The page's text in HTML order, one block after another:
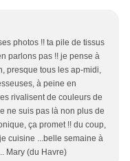
photos !! ta pile de tissus
parlons pas !! je pense à
presque tous les ap-midi,
à peine en
rivalisent de couleurs de
ne suis pas là non plus de
ça promet !! du coup,
cuisine ...belle semaine à
Mary (du Havre)